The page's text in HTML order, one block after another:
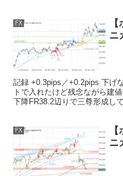
FX
ニ
記録 +0.3pips／+0.2pips 下げ
トで入れたけど残念ながら建
下降FR38.2辺りで三尊形成し
FX
ニ